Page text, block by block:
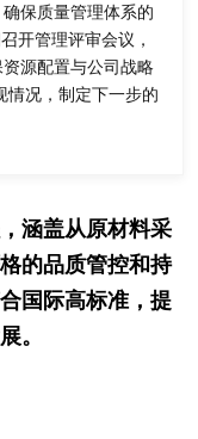
保质量管理体系的
开管理评审会议，
源配置与公司战略
情况，制定下一步的
涵盖从原材料采
的品质管控和持
国际高标准，提
。